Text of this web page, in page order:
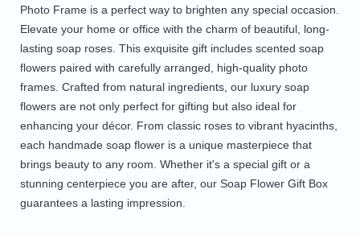
Photo Frame is a perfect way to brighten any special occasion.
Elevate your home or office with the charm of beautiful, long-
lasting soap roses. This exquisite gift includes scented soap
flowers paired with carefully arranged, high-quality photo
frames. Crafted from natural ingredients, our luxury soap
flowers are not only perfect for gifting but also ideal for
enhancing your décor. From classic roses to vibrant hyacinths,
each handmade soap flower is a unique masterpiece that
brings beauty to any room. Whether it's a special gift or a
stunning centerpiece you are after, our Soap Flower Gift Box
guarantees a lasting impression.